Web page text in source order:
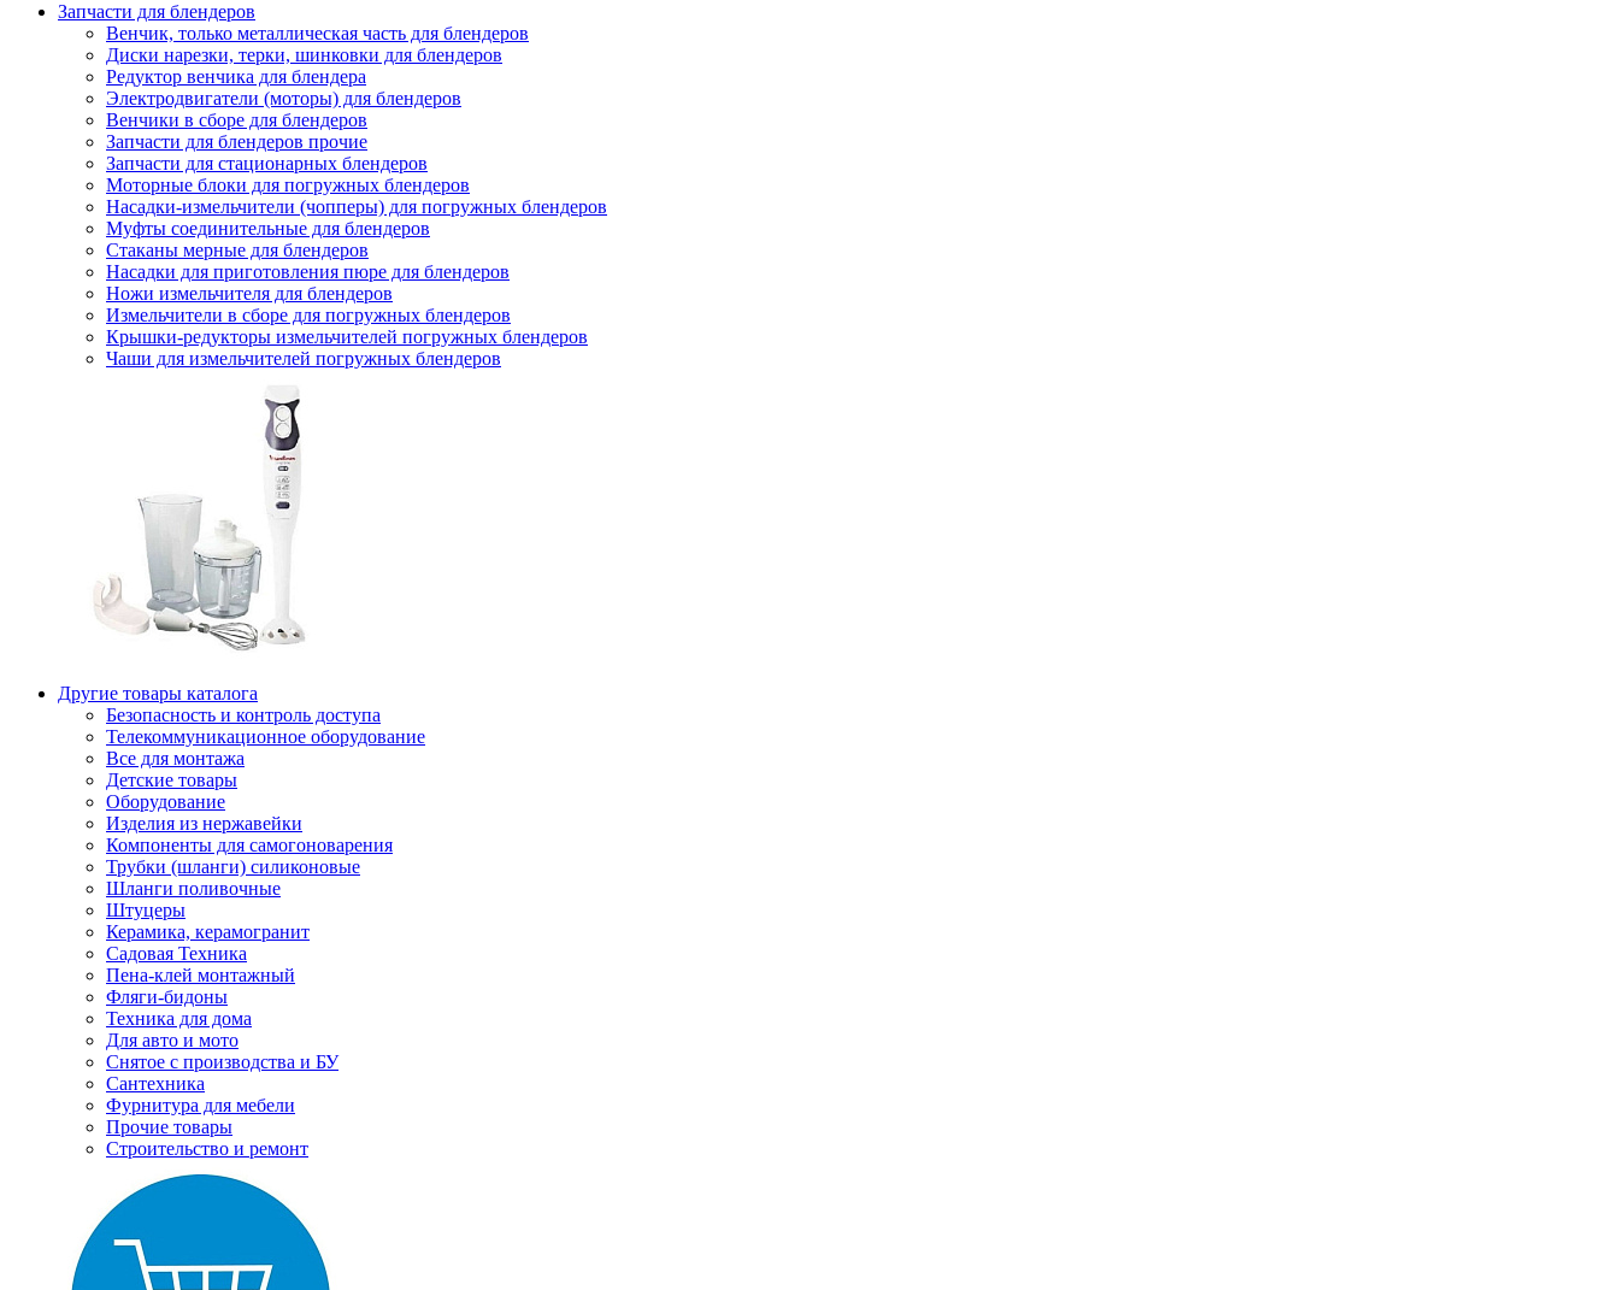
Запчасти для блендеров
Венчик, только металлическая часть для блендеров
Диски нарезки, терки, шинковки для блендеров
Редуктор венчика для блендера
Электродвигатели (моторы) для блендеров
Венчики в сборе для блендеров
Запчасти для блендеров прочие
Запчасти для стационарных блендеров
Моторные блоки для погружных блендеров
Насадки-измельчители (чопперы) для погружных блендеров
Муфты соединительные для блендеров
Стаканы мерные для блендеров
Насадки для приготовления пюре для блендеров
Ножи измельчителя для блендеров
Измельчители в сборе для погружных блендеров
Крышки-редукторы измельчителей погружных блендеров
Чаши для измельчителей погружных блендеров
Другие товары каталога
Безопасность и контроль доступа
Телекоммуникационное оборудование
Все для монтажа
Детские товары
Оборудование
Изделия из нержавейки
Компоненты для самогоноварения
Трубки (шланги) силиконовые
Шланги поливочные
Штуцеры
Керамика, керамогранит
Садовая Техника
Пена-клей монтажный
Фляги-бидоны
Техника для дома
Для авто и мото
Снятое с производства и БУ
Сантехника
Фурнитура для мебели
Прочие товары
Строительство и ремонт